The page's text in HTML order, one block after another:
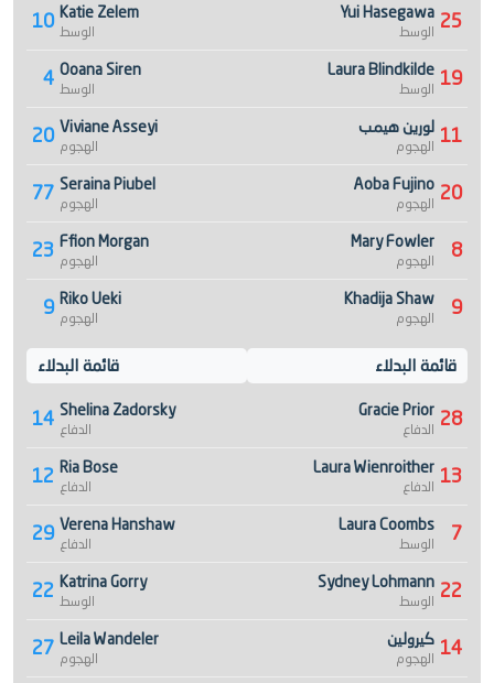
10 Katie Zelem
الوسط
4 Ooana Siren
الوسط
20 Viviane Asseyi
الهجوم
77 Seraina Piubel
الهجوم
23 Ffion Morgan
الهجوم
9 Riko Ueki
الهجوم
قائمة البدلاء
14 Shelina Zadorsky
الدفاع
12 Ria Bose
الدفاع
29 Verena Hanshaw
الدفاع
22 Katrina Gorry
الوسط
27 Leila Wandeler
الهجوم
25
Yui Hasegawa
الوسط
19
Laura Blindkilde
الوسط
11 لورين هيمب
الهجوم
20
Aoba Fujino
الهجوم
8
Mary Fowler
الهجوم
9
Khadija Shaw
الهجوم
قائمة البدلاء
28
Gracie Prior
الدفاع
13
Laura Wienroither
الدفاع
7
Laura Coombs
الوسط
22
Sydney Lohmann
الوسط
14 كيرولين
الهجوم